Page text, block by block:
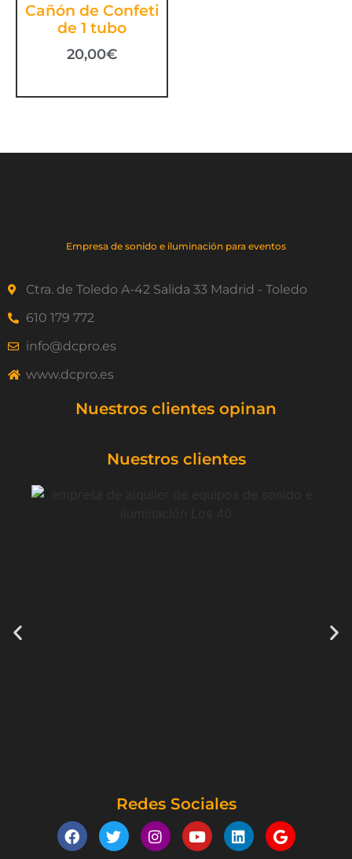
Cañón de Confeti
de 1 tubo
20,00€
Empresa de sonido e iluminación para eventos
Ctra. de Toledo A-42 Salida 33 Madrid - Toledo
610 179 772
info@dcpro.es
www.dcpro.es
Nuestros clientes opinan
Nuestros clientes
Redes Sociales